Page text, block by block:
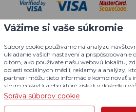
© 2004 - 2026 VNT electronics s.r.o.,
Grafický dizajn KošnarDesign.cz
CZECHGROUP.cz
Vážime si vaše súkromie
Súbory cookie používame na analýzu
ukladanie vašich nastavení a prispôsobovanie
o tom, ako používate našu webovú lokalitu,
oblasti sociálnych médií, reklamy a analýzy,
partneri môžu tieto informácie kombinovať s
ste im poskytli alebo ktoré získali v dôsledku
Podrobné informácie
Správa súborov cookie